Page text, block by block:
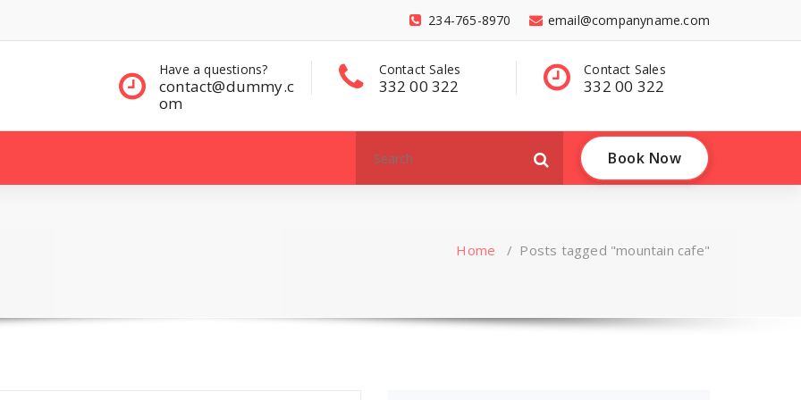
email@companyname.com
234-765-8970
Contact Sales
332 00 322
Contact Sales
332 00 322
Have a questions?
contact@dummy
for:
Book Now
Home / Posts tagged "mountain cafe"